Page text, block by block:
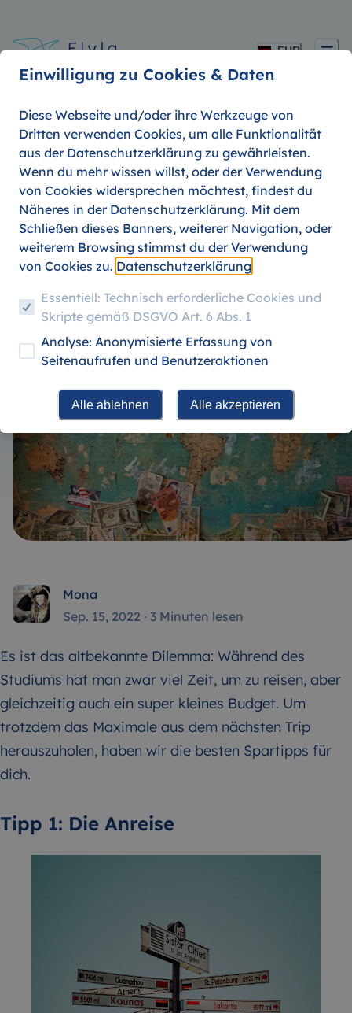
EUR
3 Spartipps für Reisen
während des Studiums
Mona
Sep. 15, 2022 · 3 Minuten lesen
Es ist das altbekannte Dilemma: Während des
Studiums hat man zwar viel Zeit, um zu reisen, aber
gleichzeitig auch ein super kleines Budget. Um
trotzdem das Maximale aus dem nächsten Trip
herauszuholen, haben wir die besten Spartipps für
dich.
Tipp 1: Die Anreise
Einwilligung zu Cookies & Daten
Diese Webseite und/oder ihre Werkzeuge von
Dritten verwenden Cookies, um alle Funktionalität
aus der Datenschutzerklärung zu gewährleisten.
Wenn du mehr wissen willst, oder der Verwendung
von Cookies widersprechen möchtest, findest du
Näheres in der Datenschutzerklärung. Mit dem
Schließen dieses Banners, weiterer Navigation, oder
weiterem Browsing stimmst du der Verwendung
von Cookies zu. Datenschutzerklärung
Essentiell: Technisch erforderliche Cookies und
Skripte gemäß DSGVO Art. 6 Abs. 1
Analyse: Anonymisierte Erfassung von
Seitenaufrufen und Benutzeraktionen
Alle ablehnen Alle akzeptieren